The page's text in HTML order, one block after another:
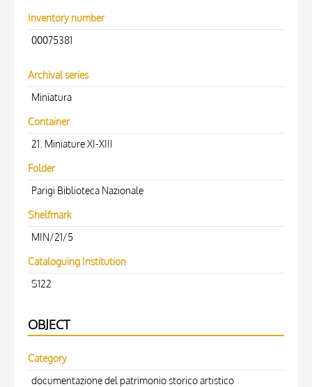
Inventory number
00075381
Archival series
Miniatura
Container
21. Miniature XI-XIII
Folder
Parigi Biblioteca Nazionale
Shelfmark
MIN/21/5
Cataloguing Institution
S122
OBJECT
Category
documentazione del patrimonio storico artistico